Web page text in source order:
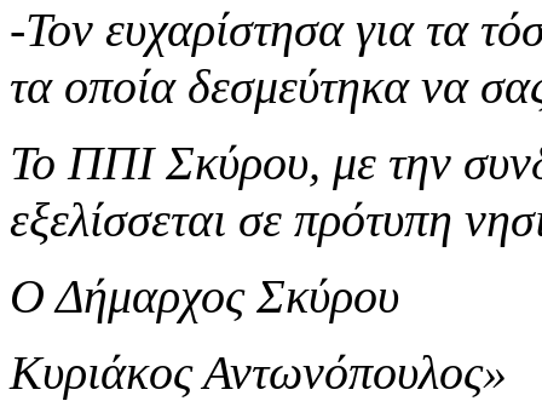
-Τον ευχαρίστησα για τα
τα οποία δεσμεύτηκα να
Το ΠΠΙ Σκύρου, με την
εξελίσσεται σε πρότυπη
Ο Δήμαρχος Σκύρου
Κυριάκος Αντωνόπουλος»